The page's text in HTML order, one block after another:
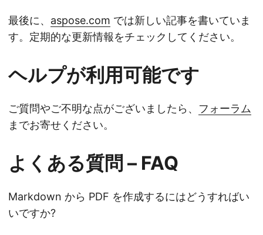
最後に、 aspose.com では新しい記事を書いていま
す。定期的な更新情報をチェックしてください。
ヘルプが利用可能です
ご質問やご不明な点がございましたら、 フォーラム
までお寄せください。
よくある質問 – FAQ
Markdown から PDF を作成するにはどうすればい
いですか?